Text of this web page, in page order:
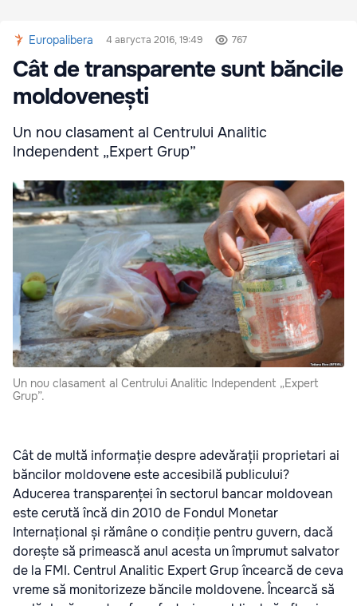
Europalibera 4 августа 2016, 19:49 767
Cât de transparente sunt băncile
moldovenești
Un nou clasament al Centrului Analitic
Independent „Expert Grup”
Un nou clasament al Centrului Analitic Independent „Expert
Grup”.
Cât de multă informație despre adevărații proprietari ai
băncilor moldovene este accesibilă publicului?
Aducerea transparenței în sectorul bancar moldovean
este cerută încă din 2010 de Fondul Monetar
Internațional și rămâne o condiție pentru guvern, dacă
dorește să primească anul acesta un împrumut salvator
de la FMI. Centrul Analitic Expert Grupîncearcă de ceva
vreme să monitorizeze băncile moldovene. Încearcă să